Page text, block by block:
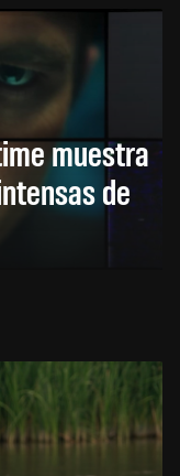
muestra
de